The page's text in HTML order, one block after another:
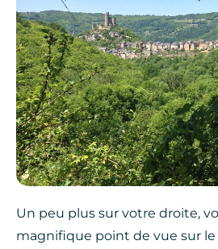
Un peu plus sur votre droite,
magnifique point de vue sur le